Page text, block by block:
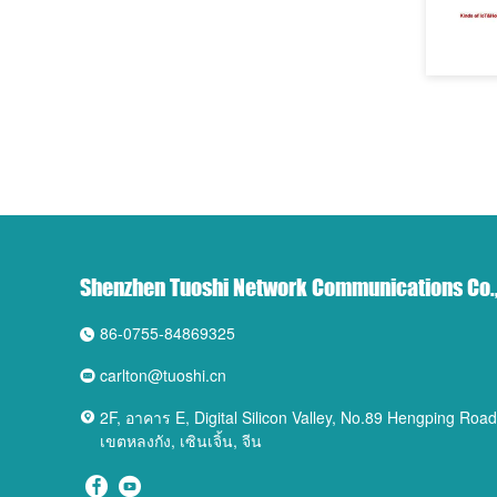
Shenzhen Tuoshi Network Communications
86-0755-84869325
carlton@tuoshi.cn
2F, อาคาร E, Digital Silicon Valley, No.89 Hengping
เขตหลงกัง, เซินเจิ้น, จีน